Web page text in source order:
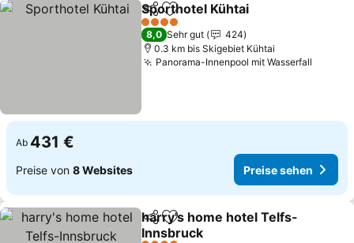
TeilenZu Favoriten hinzufügen
Sporthotel Kühtai
4 Sterne
8,0 Sehr gut
424
0.3 km bis Skigebiet Kühtai
Panorama-Innenpool mit Wasserfall
Ab 431 €
Preise von 8 Websites Preise sehen
TeilenZu Favoriten hinzufügen
harry's home hotel Telfs-
Innsbruck